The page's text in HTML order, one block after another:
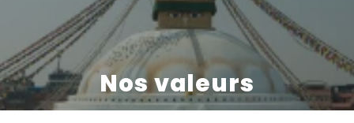
Nos valeurs